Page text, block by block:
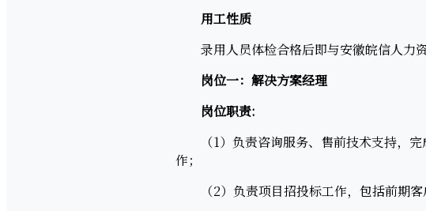
用工性质
录用人员体检合格后即与安徽皖信人力资
岗位一：解决方案经理
岗位职责:
（1）负责咨询服务、售前技术支持，完
作；
（2）负责项目招投标工作，包括前期客